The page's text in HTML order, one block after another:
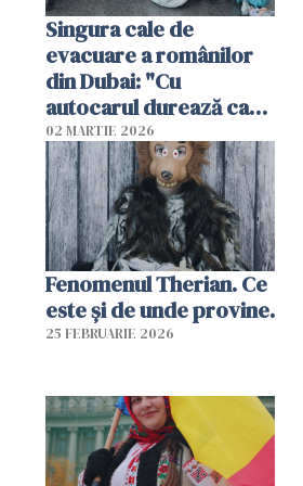
Singura cale de
evacuare a românilor
din Dubai: "Cu
autocarul durează cam
două zile"
02 MARTIE 2026
Fenomenul Therian. Ce
este și de unde provine.
25 FEBRUARIE 2026